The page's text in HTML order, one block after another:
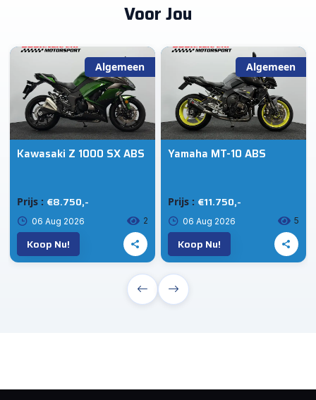
Voor Jou
Algemeen
Kawasaki Z 1000 SX ABS
Prijs : €8.750,-
06 Aug 2026 2
Koop Nu!
Algemeen
Yamaha MT-10 ABS
Prijs : €11.750,-
06 Aug 2026 5
Koop Nu!